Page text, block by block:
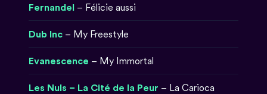
Fernandel – Félicie aussi
Dub Inc – My Freestyle
Evanescence – My Immortal
Les Nuls – La Cité de la Peur – La Carioca